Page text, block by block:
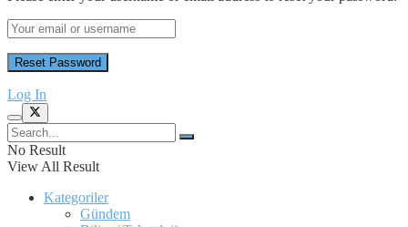
Log In
No Result
View All Result
Kategoriler
Gündem